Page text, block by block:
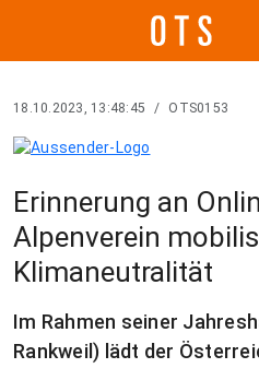
18.10.2023, 13:48:45 / OTS0153
Erinnerung an
Alpenverein
Klimaneutralität
Im Rahmen seiner
Rankweil) lädt der